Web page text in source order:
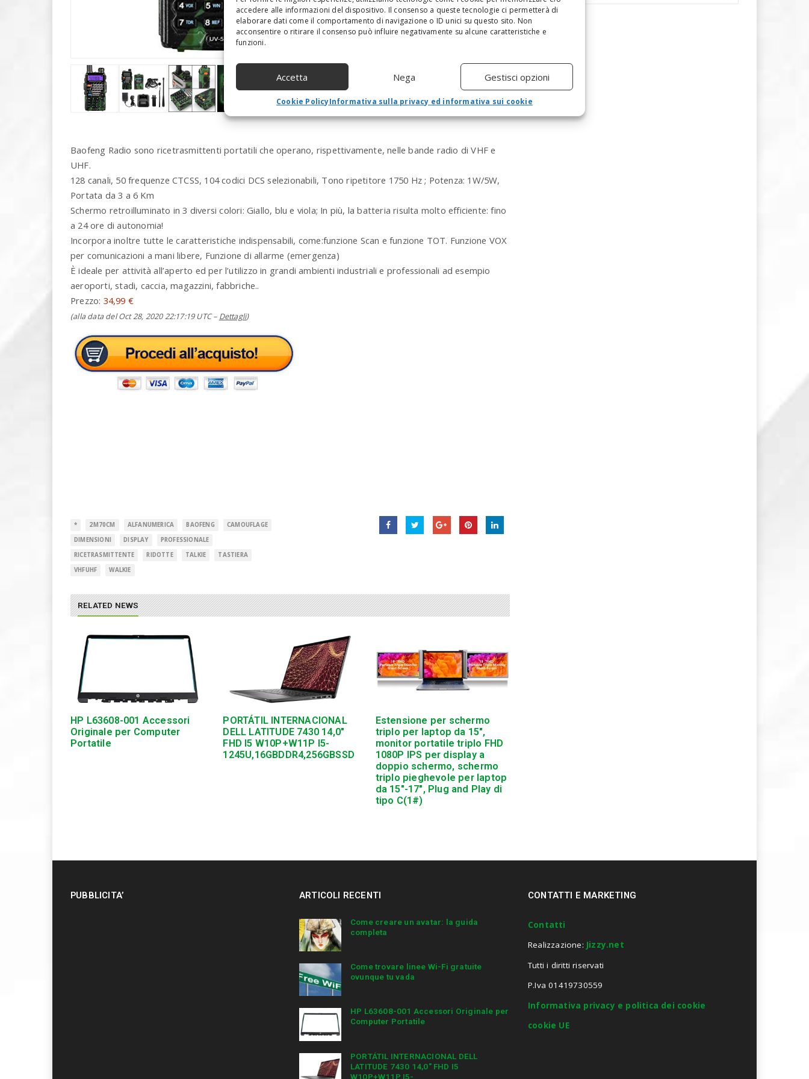
accedere alle informazioni del dispositivo. Il consenso a queste tecnologie ci permetterà di
elaborare dati come il comportamento di navigazione o ID unici su questo sito. Non
acconsentire o ritirare il consenso può influire negativamente su alcune caratteristiche e
funzioni.
Accetta Nega Gestisci opzioni
Cookie PolicyInformativa sulla privacy ed informativa sui cookie
Baofeng Radio sono ricetrasmittenti portatili che operano, rispettivamente, nelle bande radio di VHF e
UHF.
128 canali, 50 frequenze CTCSS, 104 codici DCS selezionabili, Tono ripetitore 1750 Hz ; Potenza: 1W/5W,
Portata da 3 a 6 Km
Schermo retroilluminato in 3 diversi colori: Giallo, blu e viola; In più, la batteria risulta molto efficiente: fino
a 24 ore di autonomia!
Incorpora inoltre tutte le caratteristiche indispensabili, come:funzione Scan e funzione TOT. Funzione VOX
per comunicazioni a mani libere, Funzione di allarme (emergenza)
È ideale per attività all’aperto ed per l’utilizzo in grandi ambienti industriali e professionali ad esempio
aeroporti, stadi, caccia, magazzini, fabbriche..
Prezzo: 34,99 €
(alla data del Oct 28, 2020 22:17:19 UTC – Dettagli)
* 2M70CM ALFANUMERICA BAOFENG
CAMOUFLAGE
DIMENSIONI
DISPLAY
PROFESSIONALE
RICETRASMITTENTE
RIDOTTE TALKIE
TASTIERA
VHFUHF
WALKIE
RELATED NEWS
HP L63608-001 Accessori
Originale per Computer
Portatile
PORTÁTIL INTERNACIONAL
DELL LATITUDE 7430 14,0″
FHD I5 W10P+W11P I5-
1245U,16GBDDR4,256GBSSD
Estensione per schermo
triplo per laptop da 15″,
monitor portatile triplo FHD
1080P IPS per display a
doppio schermo, schermo
triplo pieghevole per laptop
da 15″-17″, Plug and Play di
tipo C(1#)
a
r
c
d
i
t
PUBBLICITA’ ARTICOLI RECENTI
Come creare un avatar: la guida
completa
Come trovare linee Wi-Fi gratuite
ovunque tu vada
HP L63608-001 Accessori Originale per
Computer Portatile
PORTÁTIL INTERNACIONAL DELL
LATITUDE 7430 14,0″ FHD I5
W10P+W11P I5-
CONTATTI E MARKETING
Contatti
Realizzazione: Jizzy.net
Tutti i diritti riservati
P.Iva 01419730559
Informativa privacy e politica dei cookie
cookie UE